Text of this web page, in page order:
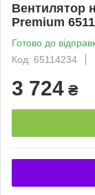
Вентилятор
Premium
Готово до
Код: 65114234
3 724 ₴